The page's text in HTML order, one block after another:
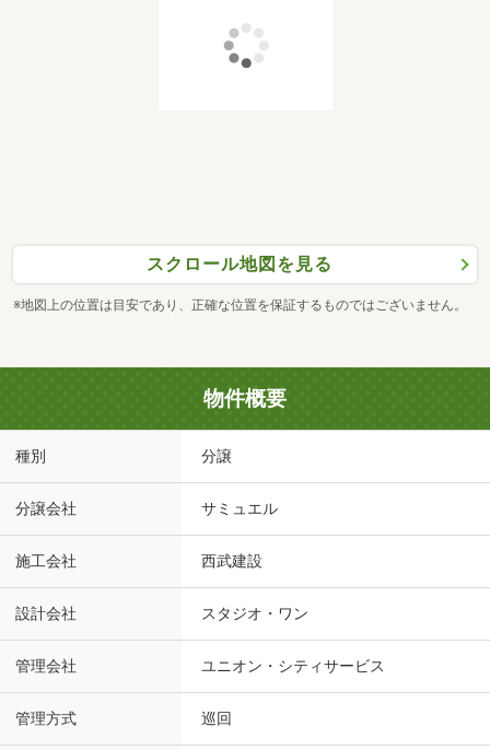
スクロール地図を見る
※地図上の位置は目安であり、正確な位置を保証するものではございません。
物件概要
種別 分譲
分譲会社 サミュエル
施工会社 西武建設
設計会社 スタジオ・ワン
管理会社 ユニオン・シティサービス
管理方式 巡回